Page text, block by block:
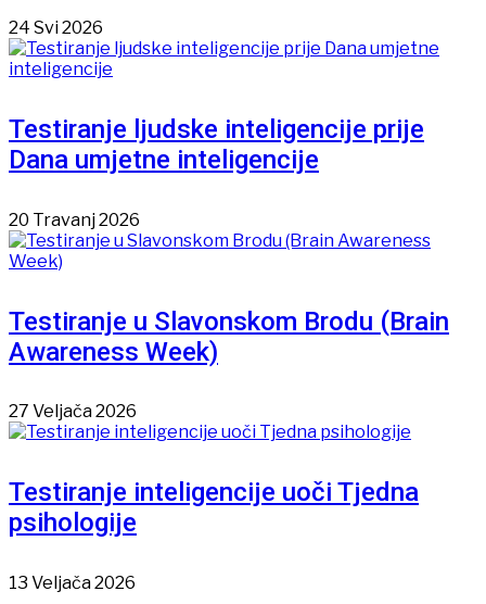
24 Svi 2026
Testiranje ljudske inteligencije prije
Dana umjetne inteligencije
20 Travanj 2026
Testiranje u Slavonskom Brodu (Brain
Awareness Week)
27 Veljača 2026
Testiranje inteligencije uoči Tjedna
psihologije
13 Veljača 2026